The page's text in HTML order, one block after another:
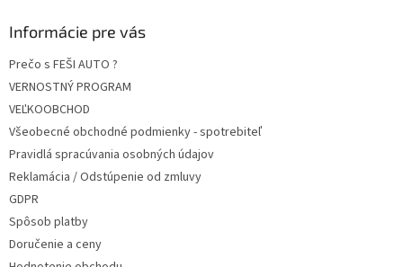
Informácie pre vás
Prečo s FEŠI AUTO ?
VERNOSTNÝ PROGRAM
VEĽKOOBCHOD
Všeobecné obchodné podmienky - spotrebiteľ
Pravidlá spracúvania osobných údajov
Reklamácia / Odstúpenie od zmluvy
GDPR
Spôsob platby
Doručenie a ceny